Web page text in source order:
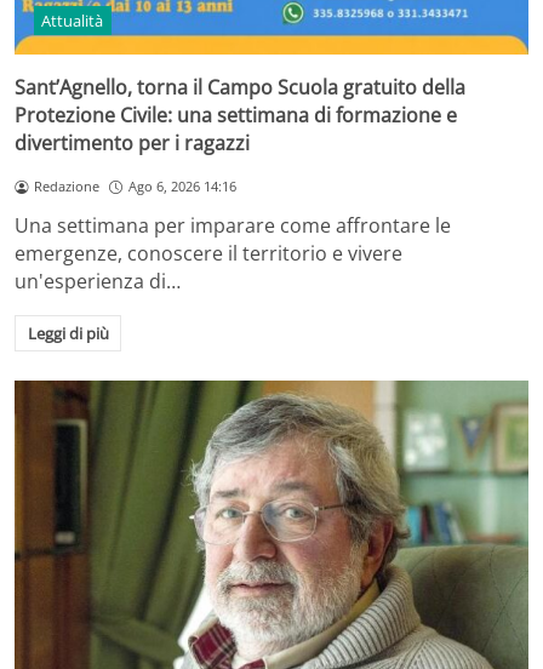
Attualità
Sant’Agnello, torna il Campo Scuola gratuito della
Protezione Civile: una settimana di formazione e
divertimento per i ragazzi
Redazione Ago 6, 2026 14:16
Una settimana per imparare come affrontare le
emergenze, conoscere il territorio e vivere
un'esperienza di…
Leggi di più